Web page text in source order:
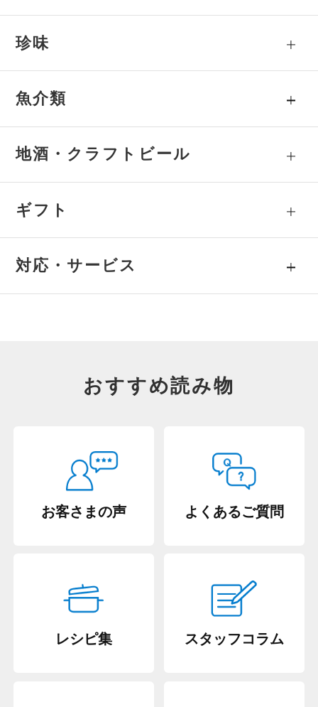
珍味
魚介類
地酒・クラフトビール
ギフト
対応・サービス
おすすめ読み物
お客さまの声 よくあるご質問
レシピ集 スタッフコラム